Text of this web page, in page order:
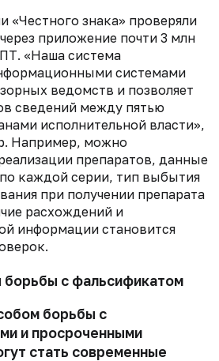
«Честного знака» проверяли
приложение почти 3 млн
«Наша система
системами
ведомств и позволяет
сведений между пятью
исполнительной власти»,
Например, можно
препаратов, данные
каждой серии, тип выбытия
при получении препарата
расхождений и
информации становится
с фальсификатом
борьбы с
и просроченными
стать современные